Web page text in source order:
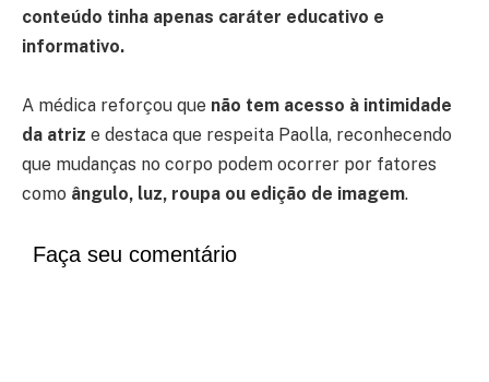
conteúdo tinha apenas caráter educativo e
informativo.
A médica reforçou que não tem acesso à intimidade
da atriz e destaca que respeita Paolla, reconhecendo
que mudanças no corpo podem ocorrer por fatores
como ângulo, luz, roupa ou edição de imagem.
Faça seu comentário